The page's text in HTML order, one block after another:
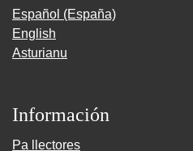
Español (España)
English
Asturianu
Información
Pa llectores